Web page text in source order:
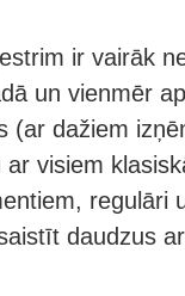
ir vairāk
un vienmēr
(ar dažiem
visiem
regulāri
daudzus